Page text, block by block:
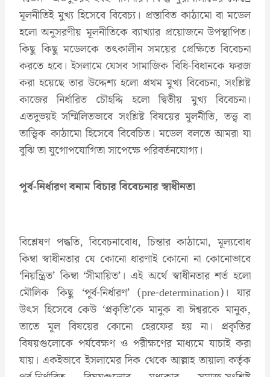
মূলনীতিই মুখ্য হিসেবে বিবেচ্য। প্রস্তাবিত কাঠামো বা মডেল
হলো অনুসরণীয় মূলনীতিকে ব্যাখ্যার প্রয়োজনে উপস্থাপিত।
কিছু কিছু মডেলকে তৎকালীন সময়ের প্রেক্ষিতে বিবেচনা
করতে হবে। ইসলামে যেসব সামাজিক বিধি-বিধানকে ফরজ
করা হয়েছে তার উদ্দেশ্য হলো প্রথম মুখ্য বিবেচনা, সংশ্লিষ্ট
কাজের নির্ধারিত চৌহদ্দি হলো দ্বিতীয় মুখ্য বিবেচনা।
এতদুভয়ই সম্মিলিতভাবে সংশ্লিষ্ট বিষয়ের মূলনীতি, তত্ত্ব বা
তাত্ত্বিক কাঠামো হিসেবে বিবেচিত। মডেল বলতে আমরা যা
বুঝি তা যুগোপযোগিতা সাপেক্ষে পরিবর্তনযোগ্য।
পূর্ব-নির্ধারণ বনাম বিচার বিবেচনার স্বাধীনতা
বিশ্লেষণ পদ্ধতি, বিবেচনাবোধ, চিন্তার কাঠামো, মূল্যবোধ
কিম্বা স্বাধীনতার যে কোনো ধারণাই কোনো না কোনোভাবে
‘নিয়ন্ত্রিত’ কিম্বা ‘সীমায়িত’। এই অর্থে স্বাধীনতার শর্ত হলো
মৌলিক কিছু ‘পূর্ব-নির্ধারণ’ (pre-determination)। যার
উৎস হিসেবে কেউ ‘প্রকৃতি’কে মানুক বা ঈশ্বরকে মানুক,
তাতে মূল বিষয়ের কোনো হেরফের হয় না। প্রকৃতির
বিষয়গুলোকে পর্যবেক্ষণ ও পরীক্ষণের মাধ্যমে যাচাই করা
যায়। একইভাবে ইসলামের দিক থেকে আল্লাহ তায়ালা কর্তৃক